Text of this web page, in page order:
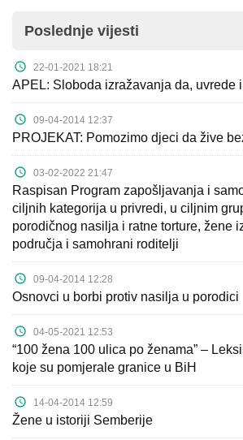
Poslednje vijesti
22-01-2021 18:21
APEL: Sloboda izražavanja da, uvrede
09-04-2014 12:37
PROJEKAT: Pomozimo djeci da žive
03-02-2022 21:47
Raspisan Program zapošljavanja i
ciljnih kategorija u privredi, u ciljnim
porodičnog nasilja i ratne torture, žene
područja i samohrani roditelji
09-04-2014 12:28
Osnovci u borbi protiv nasilja u porodici
04-05-2021 12:53
“100 žena 100 ulica po ženama” –
koje su pomjerale granice u BiH
14-04-2014 12:59
Žene u istoriji Semberije